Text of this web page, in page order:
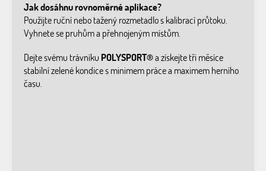
Jak dosáhnu rovnoměrné aplikace?
Použijte ruční nebo tažený rozmetadlo s kalibrací průtoku.
Vyhnete se pruhům a přehnojeným místům.
Dejte svému trávníku POLYSPORT®a získejte tři měsíce
stabilní zelené kondice s minimem práce a maximem herního
času.